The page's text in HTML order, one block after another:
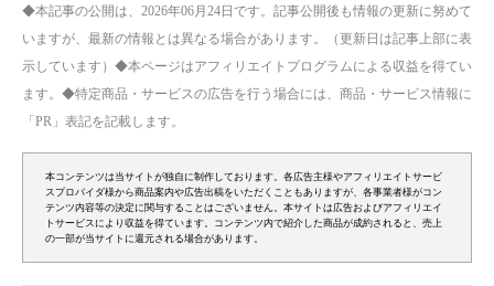
◆本記事の公開は、2026年06月24日です。記事公開後も情報の更新に努めて
いますが、最新の情報とは異なる場合があります。（更新日は記事上部に表
示しています）◆本ページはアフィリエイトプログラムによる収益を得てい
ます。◆特定商品・サービスの広告を行う場合には、商品・サービス情報に
「PR」表記を記載します。
本コンテンツは当サイトが独自に制作しております。各広告主様やアフィリエイトサービ
スプロバイダ様から商品案内や広告出稿をいただくこともありますが、各事業者様がコン
テンツ内容等の決定に関与することはございません。本サイトは広告およびアフィリエイ
トサービスにより収益を得ています。コンテンツ内で紹介した商品が成約されると、売上
の一部が当サイトに還元される場合があります。